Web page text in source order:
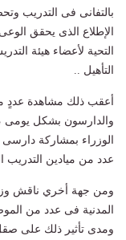
بالتفانى فى التدريب
الإطلاع الذى يحقق
التحية لأعضاء هيئة
التأهيل ..
أعقب ذلك مشاهدة عددٍ
والدارسون بشكل يومى ،
الوزراء بمشاركة دارسى
عدد من ميادين التدريب
ومن جهة أخري ناقش
المدنية فى عدد من
ومدى تأثير ذلك على صقل